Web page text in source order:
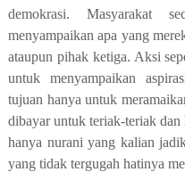
demokrasi. Masyarakat
menyampaikan apa yang
ataupun pihak ketiga. Aksi
untuk menyampaikan
tujuan hanya untuk
dibayar untuk teriak-teriak dan
hanya nurani yang kalian
yang tidak tergugah hatinya